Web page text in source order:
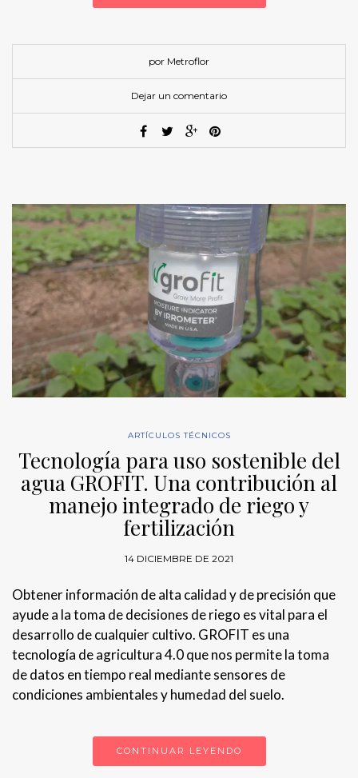
por Metroflor
Dejar un comentario
ARTÍCULOS TÉCNICOS
Tecnología para uso sostenible del
agua GROFIT. Una contribución al
manejo integrado de riego y
fertilización
14 DICIEMBRE DE 2021
Obtener información de alta calidad y de precisión que
ayude a la toma de decisiones de riego es vital para el
desarrollo de cualquier cultivo. GROFIT es una
tecnología de agricultura 4.0 que nos permite la toma
de datos en tiempo real mediante sensores de
condiciones ambientales y humedad del suelo.
CONTINUAR LEYENDO